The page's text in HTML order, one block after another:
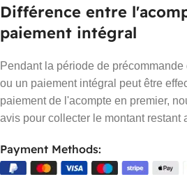
Différence entre
paiement intégral
Pendant la période de
ou un paiement intégral peut être
paiement de l'acompte en premier,
avis pour collecter le montant restant
Payment Methods: